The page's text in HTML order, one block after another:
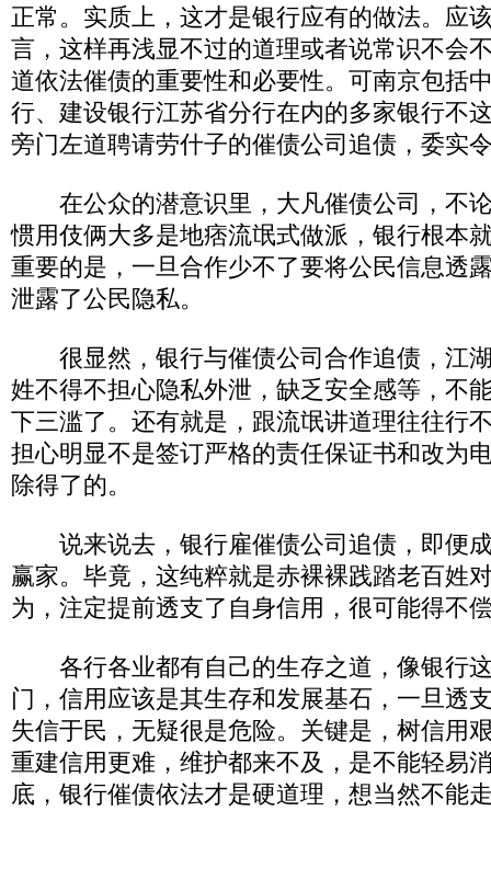
正常。实质上，这才是银行应有的做法。应
言，这样再浅显不过的道理或者说常识不会
道依法催债的重要性和必要性。可南京包括
行、建设银行江苏省分行在内的多家银行不
旁门左道聘请劳什子的催债公司追债，委实
在公众的潜意识里，大凡催债公司，不
惯用伎俩大多是地痞流氓式做派，银行根本
重要的是，一旦合作少不了要将公民信息透
泄露了公民隐私。
很显然，银行与催债公司合作追债，江
姓不得不担心隐私外泄，缺乏安全感等，不
下三滥了。还有就是，跟流氓讲道理往往行
担心明显不是签订严格的责任保证书和改为
除得了的。
说来说去，银行雇催债公司追债，即便
赢家。毕竟，这纯粹就是赤裸裸践踏老百姓
为，注定提前透支了自身信用，很可能得不
各行各业都有自己的生存之道，像银行
门，信用应该是其生存和发展基石，一旦透
失信于民，无疑很是危险。关键是，树信用
重建信用更难，维护都来不及，是不能轻易
底，银行催债依法才是硬道理，想当然不能